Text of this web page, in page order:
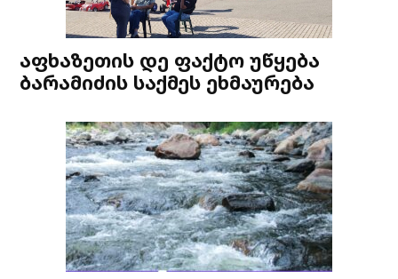
აფხაზეთის დე ფაქტო უწყება
ბარამიძის საქმეს ეხმაურება